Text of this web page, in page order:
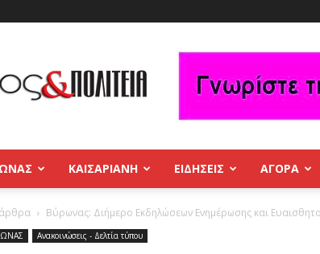
και
Πολιτεία
Βύρωνας
–
ΠαγκράτιΚΑΙΣΑΡΙΑΝΗ ΕΙΔΗΣΕΙΣ ΑΓΟΡΑ
Βύρωνας: Διήμερο Εκδηλώσεων Ενημέρωσης και
Ανακοινώσεις - Δελτία τύπου